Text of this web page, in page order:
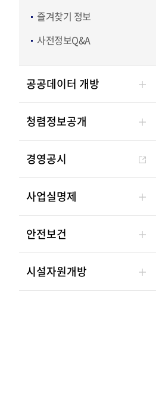
즐겨찾기 정보
사전정보Q&A
공공데이터 개방
청렴정보공개
경영공시
사업실명제
안전보건
시설자원개방